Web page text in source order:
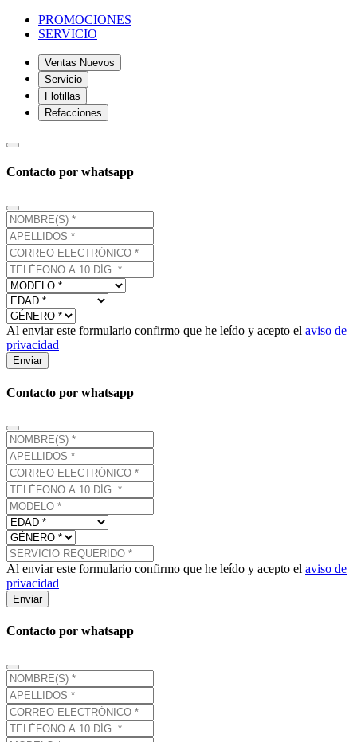
PROMOCIONES
SERVICIO
Ventas Nuevos
Servicio
Flotillas
Refacciones
Contacto por whatsapp
Al enviar este formulario confirmo que he leído y acepto el aviso de
privacidad
Enviar
Contacto por whatsapp
Al enviar este formulario confirmo que he leído y acepto el aviso de
privacidad
Enviar
Contacto por whatsapp